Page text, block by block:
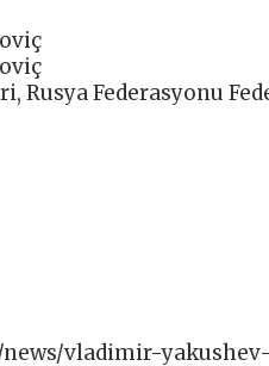
Rusya Federasyonu
news/vladimir-